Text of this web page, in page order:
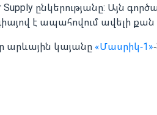
ընկերությանը: Այն
է ապահովում ավելի քան
արևային կայանը «Մասրիկ-1»